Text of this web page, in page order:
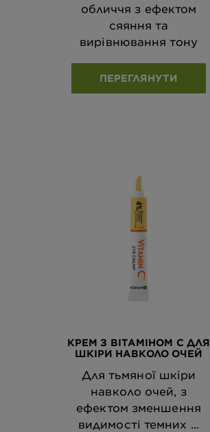
обличчя з ефектом
сяяння та
вирівнювання тону
ПЕРЕГЛЯНУТИ
КРЕМ З ВІТАМІНОМ С ДЛЯ
ШКІРИ НАВКОЛО ОЧЕЙ
Для тьмяної шкіри
навколо очей, з
ефектом зменшення
видимості темних ...